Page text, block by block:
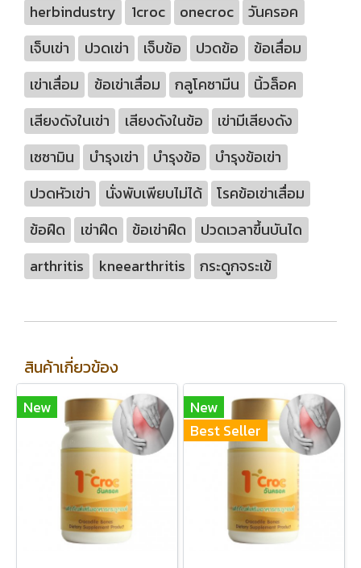
herbindustry 1croc onecroc
วันครอค
เจ็บเข่า
ปวดเข่า เจ็บข้อ ปวดข้อ
ข้อเสื่อม
เข่าเสื่อม
ข้อเข่าเสื่อม กลูโคซามีน
นิ้วล็อค
เสียงดังในเข่า
เสียงดังในข้อ
เข่ามีเสียงดัง
เซซามิน
บำรุงเข่า บำรุงข้อ
บำรุงข้อเข่า
ปวดหัวเข่า
นั่งพับเพียบไม่ได้
โรคข้อเข่าเสื่อม
ข้อฝืด
เข่าฝืด ข้อเข่าฝืด
ปวดเวลาขึ้นบันได
arthritis
kneearthritis กระดูกจระเข้
สินค้าเกี่ยวข้อง
New
New
Best Seller